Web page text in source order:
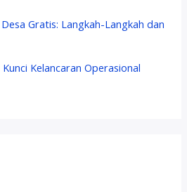
Gratis: Langkah-Langkah dan
Kelancaran Operasional